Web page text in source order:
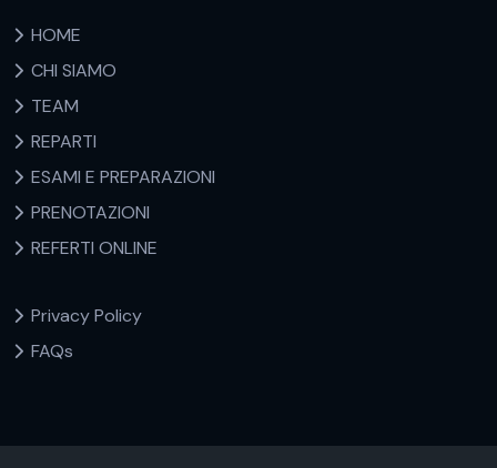
HOME
CHI SIAMO
TEAM
REPARTI
ESAMI E PREPARAZIONI
PRENOTAZIONI
REFERTI ONLINE
Privacy Policy
FAQs